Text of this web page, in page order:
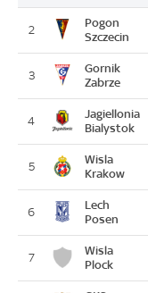
2
Pogon
Szczecin
3
Gornik
Zabrze
4
Jagiellonia
Bialystok
5
Wisla
Krakow
6
Lech
Posen
7
Wisla
Plock